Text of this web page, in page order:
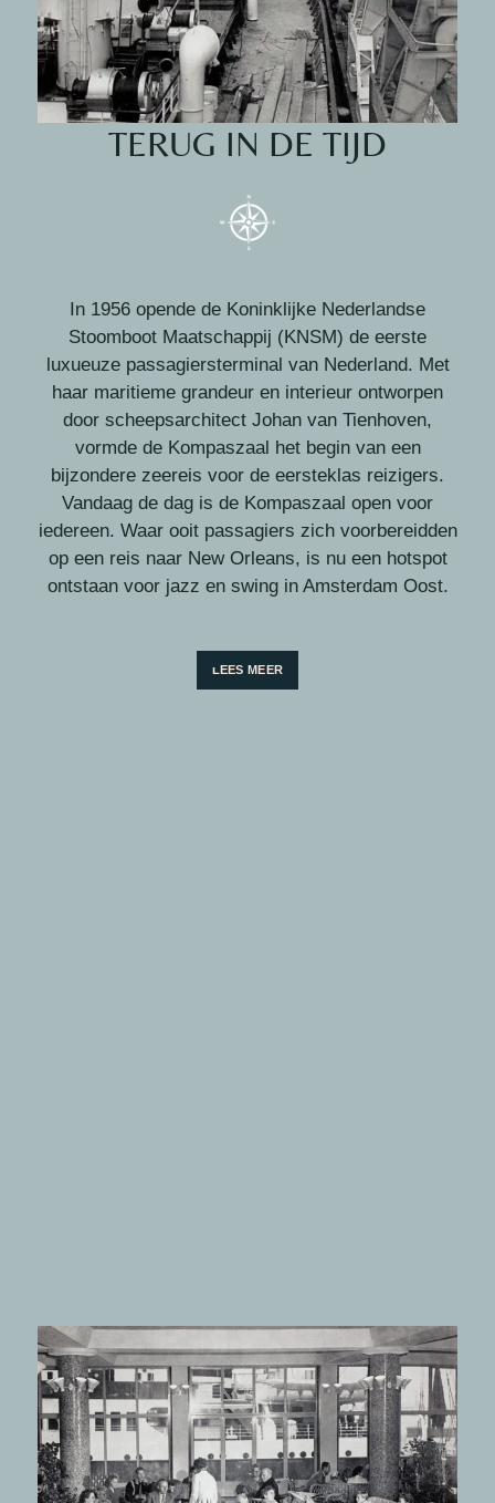
TERUG IN DE TIJD
In 1956 opende de Koninklijke Nederlandse
Stoomboot Maatschappij (KNSM) de eerste
luxueuze passagiersterminal van Nederland. Met
haar maritieme grandeur en interieur ontworpen
door scheepsarchitect Johan van Tienhoven,
vormde de Kompaszaal het begin van een
bijzondere zeereis voor de eersteklas reizigers.
Vandaag de dag is de Kompaszaal open voor
iedereen. Waar ooit passagiers zich voorbereidden
op een reis naar New Orleans, is nu een hotspot
ontstaan voor jazz en swing in Amsterdam Oost.
LEES MEER